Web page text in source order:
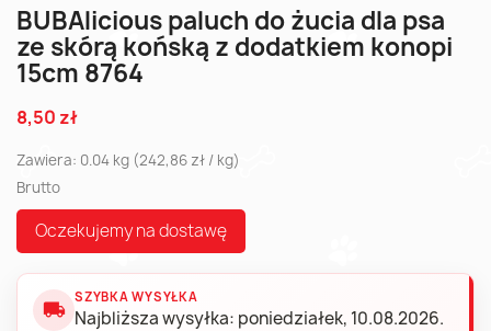
BUBAlicious paluch do żucia dla psa
ze skórą końską z dodatkiem konopi
15cm 8764
8,50 zł
Zawiera: 0.04 kg (242,86 zł / kg)
Brutto
Oczekujemy na dostawę
local_shipping
SZYBKA WYSYŁKA
Najbliższa wysyłka: poniedziałek, 10.08.2026.